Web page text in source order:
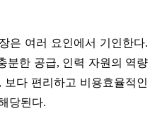
은 여러 요인에서 기인한다.
분한 공급, 인력 자원의 역량
다 편리하고 비용효율적인
당된다.